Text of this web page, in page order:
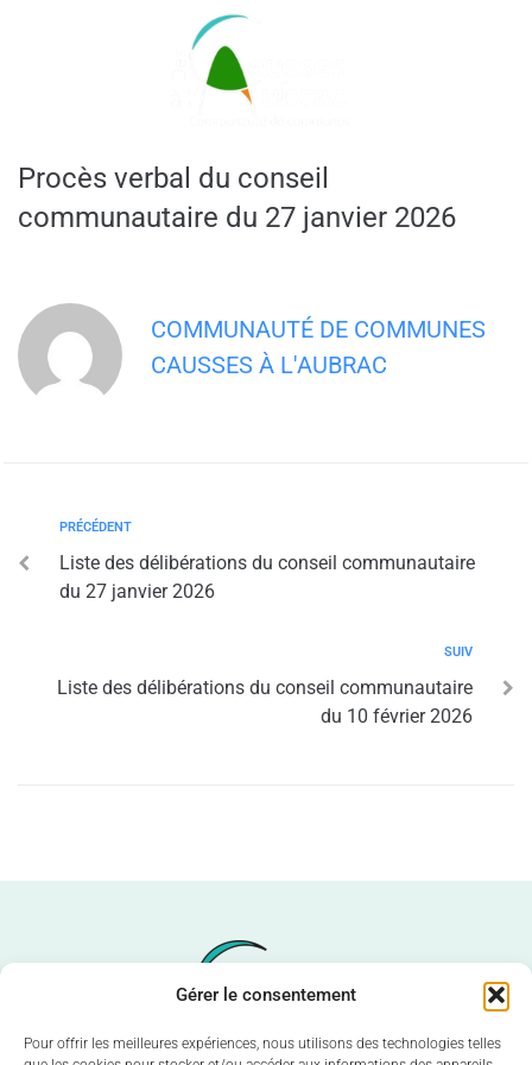
Gérer le consentement
Pour offrir les meilleures expériences, nous utilisons des technologies telles
Procès verbal du conseil
communautaire du 27 janvier 2026
COMMUNAUTÉ DE COMMUNES
CAUSSES À L'AUBRAC
PRÉCÉDENT
Liste des délibérations du conseil communautaire
du 27 janvier 2026
SUIV
Liste des délibérations du conseil communautaire
du 10 février 2026